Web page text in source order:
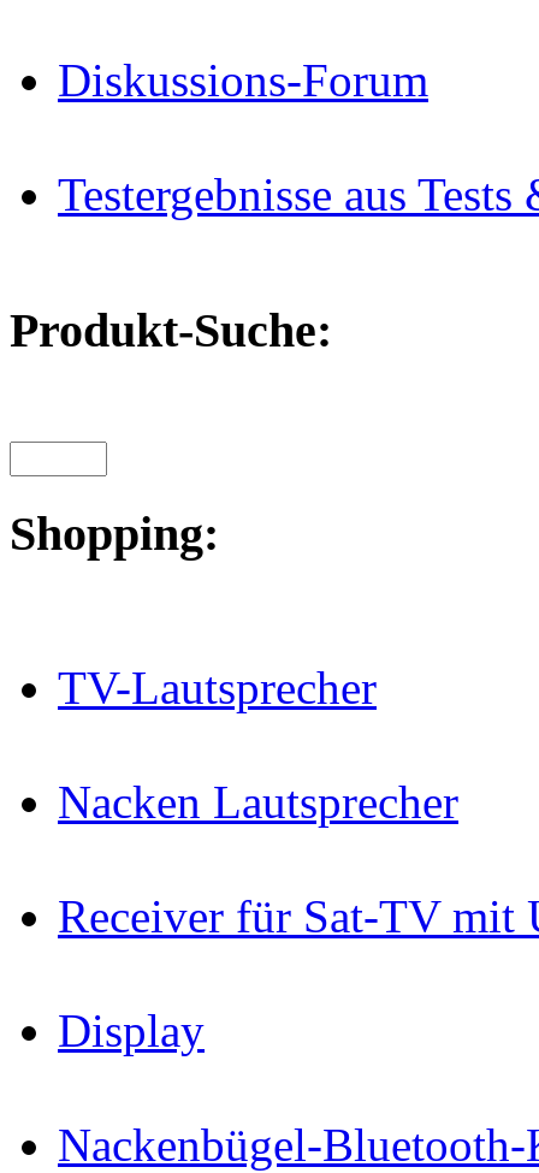
Diskussions-Forum
Testergebnisse aus
Produkt-Suche:
Shopping:
TV-Lautsprecher
Nacken Lautsprecher
Receiver für Sat-TV mit
Display
Nackenbügel-